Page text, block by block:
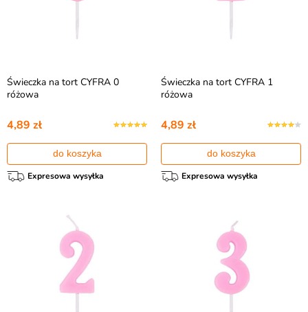
Świeczka na tort CYFRA 0
różowa
4,89 zł
do koszyka
Expresowa wysyłka
Świeczka na tort CYFRA 1
różowa
4,89 zł
do koszyka
Expresowa wysyłka